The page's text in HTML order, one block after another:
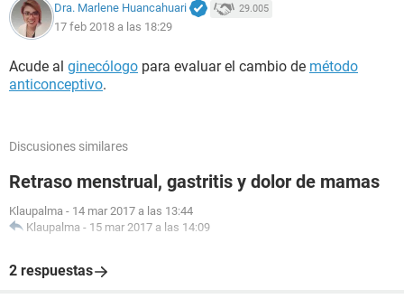
Dra. Marlene Huancahuari 29.005
17 feb 2018 a las 18:29
Acude al ginecólogo para evaluar el cambio de método
anticonceptivo.
Discusiones similares
Retraso menstrual, gastritis y dolor de mamas
Klaupalma - 14 mar 2017 a las 13:44
Klaupalma - 15 mar 2017 a las 14:09
2 respuestas